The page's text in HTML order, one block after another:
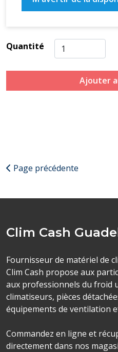
Quantité
Ajouter
Page précédente
Clim Cash
Fournisseur de matériel de
Clim Cash propose aux
aux professionnels du froid
climatiseurs, pièces
équipements de ventilation
Commandez en ligne et
directement dans nos